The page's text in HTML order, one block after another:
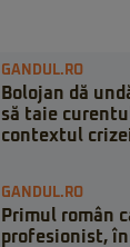
GANDUL.RO
Bolojan dă
să taie
contextul
GANDUL.RO
Primul român
profesionist,